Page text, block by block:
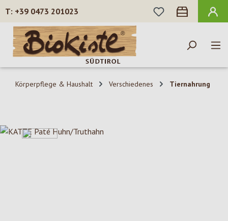
Zum Hauptinhalt springen
+39 0473 201023
DU HAST 0
Körperpflege & Haushalt Verschiedenes Tiernahrung
Bildergalerie überspringen